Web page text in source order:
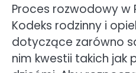
Proces rozwodowy w
Kodeks rodzinny i
dotyczące zarówno
nim kwestii takich jak